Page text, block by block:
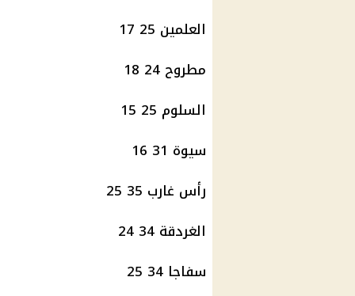
العلمين 25 17
مطروح 24 18
السلوم 25 15
سيوة 31 16
رأس غارب 35 25
الغردقة 34 24
سفاجا 34 25